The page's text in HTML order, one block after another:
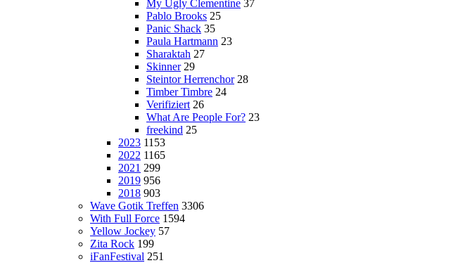
My Ugly Clementine 37
Pablo Brooks 25
Panic Shack 35
Paula Hartmann 23
Sharaktah 27
Skinner 29
Steintor Herrenchor 28
Timber Timbre 24
Verifiziert 26
What Are People For? 23
freekind 25
2023 1153
2022 1165
2021 299
2019 956
2018 903
Wave Gotik Treffen 3306
With Full Force 1594
Yellow Jockey 57
Zita Rock 199
iFanFestival 251